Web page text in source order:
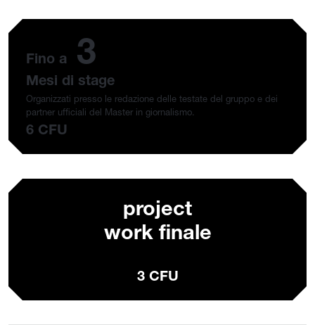
Fino a 3
Mesi di stage
Organizzati presso le redazione delle testate del gruppo e dei
partner ufficiali del Master in giornalismo.
6 CFU
project
work finale
3 CFU